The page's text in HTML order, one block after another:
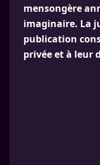
mensongère
imaginaire. La
publication
privée et à leur